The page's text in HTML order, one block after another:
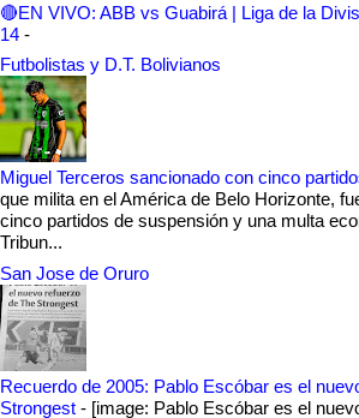
🔴EN VIVO: ABB vs Guabirá | Liga de la
14 -
Futbolistas y D.T. Bolivianos
Miguel Terceros sancionado con cinco
que milita en el América de Belo Horizonte,
cinco partidos de suspensión y una multa
Tribun...
San Jose de Oruro
Recuerdo de 2005: Pablo Escóbar es el
Strongest - [image: Pablo Escóbar es el